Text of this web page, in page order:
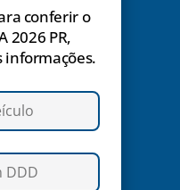
conferir o
2026 PR,
informações.